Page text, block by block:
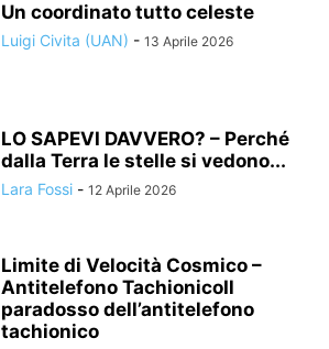
Un coordinato tutto celeste
Luigi Civita (UAN) - 13 Aprile 2026
LO SAPEVI DAVVERO? – Perché
dalla Terra le stelle si vedono...
Lara Fossi - 12 Aprile 2026
Limite di Velocità Cosmico –
Antitelefono TachionicoIl
paradosso dell’antitelefono
tachionico